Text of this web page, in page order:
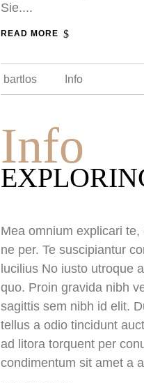
Sie....
READ MORE
bartlos Info
Info
Mea omnium explicari
ne per. Te suscipiantur
lucilius No iusto utroque
quo. Proin gravida nibh
sagittis sem nibh id elit.
tellus a odio tincidunt
ad litora torquent per
condimentum sit amet a